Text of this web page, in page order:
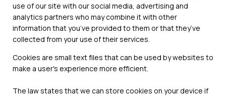
use of our site with our social media, advertising and
analytics partners who may combine it with other
information that you’ve provided to them or that they’ve
collected from your use of their services.
Cookies are small text files that can be used by websites to
make a user's experience more efficient.
The law states that we can store cookies on your device if